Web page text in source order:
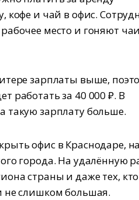
кофе и чай в офис.
место и гоняют
зарплаты выше,
работать за 40 000 ₽. В
такую зарплату больше.
офис в Краснодаре, на
города. На удалённую
страны и даже тех, кто
не слишком большая.